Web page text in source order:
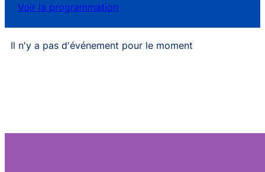
Voir la programmation
Il n'y a pas d'événement pour le moment